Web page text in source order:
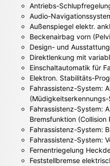
Antriebs-
Audio-
Außenspiegel elektr.
Beckenairbag vorn
Design- und
Direktlenkung mit
Einschaltautomatik für
Elektron. Stabilitäts-
Fahrassistenz-System:
(Müdigkeitserkennungs-
Fahrassistenz-System:
Bremsfunktion (Collision
Fahrassistenz-System:
Fahrassistenz-System:
Fernentriegelung
Feststellbremse